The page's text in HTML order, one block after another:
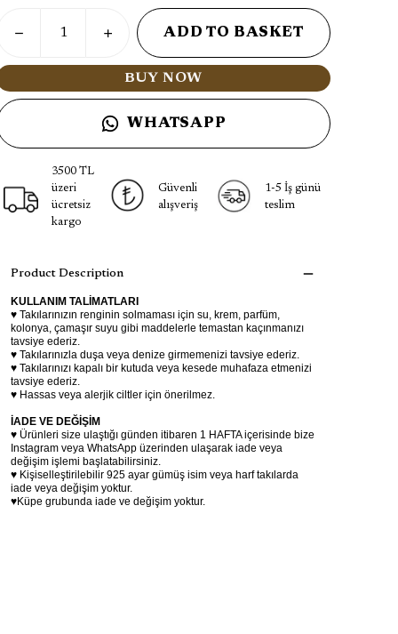
ADD TO BASKET
BUY NOW
WHATSAPP
3500 TL
üzeri
ücretsiz
kargo
Güvenli
alışveriş
1-5 İş günü
teslim
Product Description
KULLANIM TALİMATLARI
♥ Takılarınızın renginin solmaması için su, krem, parfüm,
kolonya, çamaşır suyu gibi maddelerle temastan kaçınmanızı
tavsiye ederiz.
♥ Takılarınızla duşa veya denize girmemenizi tavsiye ederiz.
♥ Takılarınızı kapalı bir kutuda veya kesede muhafaza etmenizi
tavsiye ederiz.
♥ Hassas veya alerjik ciltler için önerilmez.
İADE VE DEĞİŞİM
♥ Ürünleri size ulaştığı günden itibaren 1 HAFTA içerisinde bize
Instagram veya WhatsApp üzerinden ulaşarak iade veya
değişim işlemi başlatabilirsiniz.
♥ Kişiselleştirilebilir 925 ayar gümüş isim veya harf takılarda
iade veya değişim yoktur.
♥Küpe grubunda iade ve değişim yoktur.